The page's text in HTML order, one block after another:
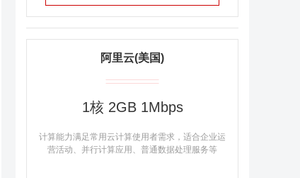
阿里云(美国)
1核 2GB 1Mbps
计算能力满足常用云计算使用者需求，适合企业运
营活动、并行计算应用、普通数据处理服务等